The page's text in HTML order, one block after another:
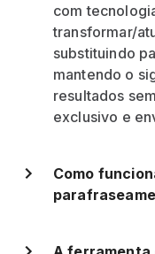
com
transformar/
substituindo
mantendo o
resultados
exclusivo e
Como